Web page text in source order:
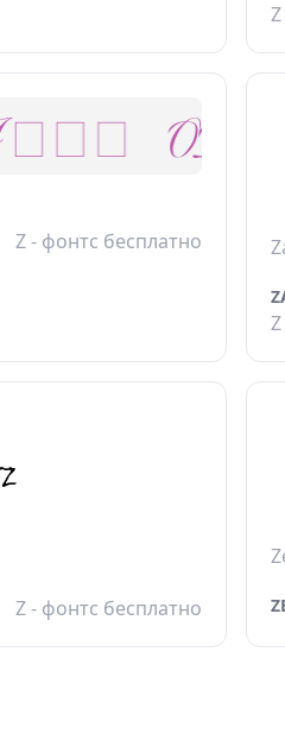
Z - фонтс бесплатно
Z - фонтс бесплатно